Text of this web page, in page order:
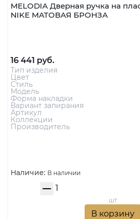
MELODIA Дверная ручка на
NIKE МАТОВАЯ БРОНЗА
16 441 руб.
Тип изделия
Цвет
Стиль
Модель
Форма накладки
Вариант запирания
Артикул
Коллекции
Производитель
Наличие: В наличии
шт
В корзину